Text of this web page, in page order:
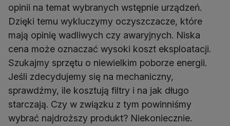
opinii na temat wybranych wstępnie urządzeń.
Dzięki temu wykluczymy oczyszczacze, które
mają opinię wadliwych czy awaryjnych. Niska
cena może oznaczać wysoki koszt eksploatacji.
Szukajmy sprzętu o niewielkim poborze energii.
Jeśli zdecydujemy się na mechaniczny,
sprawdźmy, ile kosztują filtry i na jak długo
starczają. Czy w związku z tym powinniśmy
wybrać najdroższy produkt? Niekoniecznie.